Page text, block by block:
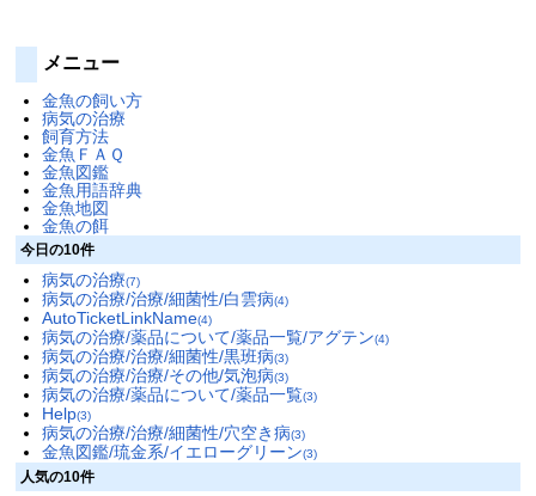
メニュー
金魚の飼い方
病気の治療
飼育方法
金魚ＦＡＱ
金魚図鑑
金魚用語辞典
金魚地図
金魚の餌
今日の10件
病気の治療(7)
病気の治療/治療/細菌性/白雲病(4)
AutoTicketLinkName(4)
病気の治療/薬品について/薬品一覧/アグテン(4)
病気の治療/治療/細菌性/黒班病(3)
病気の治療/治療/その他/気泡病(3)
病気の治療/薬品について/薬品一覧(3)
Help(3)
病気の治療/治療/細菌性/穴空き病(3)
金魚図鑑/琉金系/イエローグリーン(3)
人気の10件